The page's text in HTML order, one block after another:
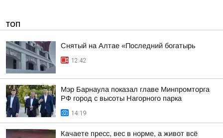
ТОП
Снятый на Алтае «Последний богатырь
12:42
Мэр Барнаула показал главе Минпромторга
РФ город с высоты Нагорного парка
14:19
Качаете пресс, вес в норме, а живот всё